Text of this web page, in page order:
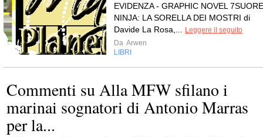
EVIDENZA - GRAPHIC NOVEL 7SUORE
NINJA: LA SORELLA DEI MOSTRI di
Davide La Rosa,... Leggere il seguito
Da Arwen
LIBRI
Commenti su Alla MFW sfilano i
marinai sognatori di Antonio Marras
per la...